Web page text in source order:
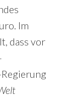
Im
dass vor